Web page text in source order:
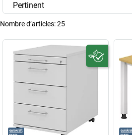
Pertinent
Nombre d’articles:25